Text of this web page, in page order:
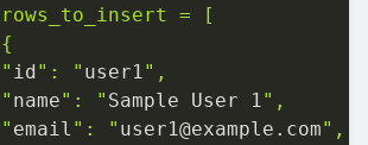
rows_to_insert = [
{
" id": " user1",
" name": " Sample User 1",
" email ": " user1@example.com",